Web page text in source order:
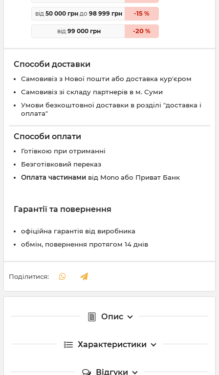
від 50 000 грн до 98 999 грн -15%
від 99 000 грн -20%
Способи доставки
Самовивіз з Нової пошти або доставка кур'єром
Самовивіз зі складу партнерів в м. Суми
Умови безкоштовної доставки в розділі "доставка і
оплата"
Способи оплати
Готівкою при отриманні
Безготівковий переказ
Оплата частинами від Mono або Приват Банк
Гарантії та повернення
офіційна гарантія від виробника
обмін, повернення протягом 14 днів
Поділитися:
Опис
Характеристики
Відгуки